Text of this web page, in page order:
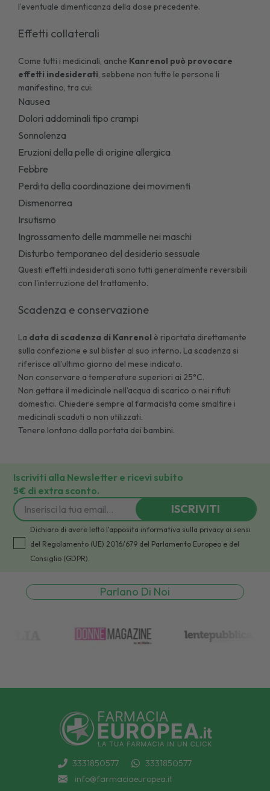
l’eventuale dimenticanza della dose precedente.
Effetti collaterali
Come tutti i medicinali, anche Kanrenol può provocare
effetti indesiderati, sebbene non tutte le persone li
manifestino, tra cui:
Nausea
Dolori addominali tipo crampi
Sonnolenza
Eruzioni della pelle di origine allergica
Febbre
Perdita della coordinazione dei movimenti
Dismenorrea
Irsutismo
Ingrossamento delle mammelle nei maschi
Disturbo temporaneo del desiderio sessuale
Questi effetti indesiderati sono tutti generalmente reversibili
con l'interruzione del trattamento.
Scadenza e conservazione
La data di scadenza di Kanrenol è riportata direttamente
sulla confezione e sul blister al suo interno. La scadenza si
riferisce all’ultimo giorno del mese indicato.
Non conservare a temperature superiori ai 25°C.
Non gettare il medicinale nell’acqua di scarico o nei rifiuti
domestici. Chiedere sempre al farmacista come smaltire i
medicinali scaduti o non utilizzati.
Tenere lontano dalla portata dei bambini.
Iscriviti alla Newsletter e ricevi subito
5€ di extra sconto.
ISCRIVITI
Dichiaro di avere letto l'apposita informativa sulla privacy ai sensi
del Regolamento (UE) 2016/679 del Parlamento Europeo e del
Consiglio (GDPR).
Parlano Di Noi
3331850577
3331850577
info@farmaciaeuropea.it